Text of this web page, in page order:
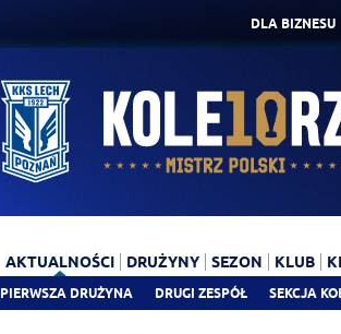
DLA BIZNESU
AKTUALNOŚCI
PIERWSZA DRUŻYNA DRUGI ZESPÓŁ SEKCJA
DRUŻYNY SEZON KLUB